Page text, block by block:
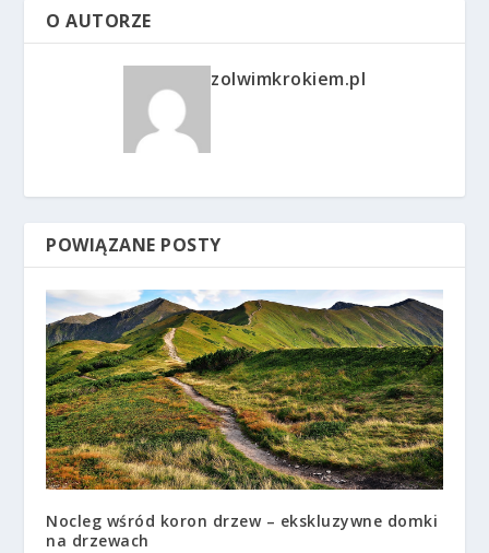
O AUTORZE
zolwimkrokiem.pl
POWIĄZANE POSTY
Nocleg wśród koron drzew – ekskluzywne domki
na drzewach